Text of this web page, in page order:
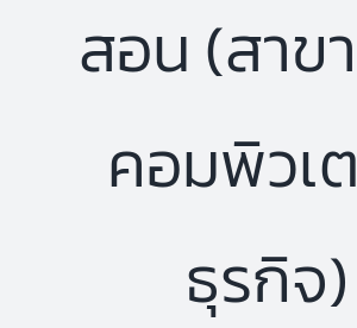
สอน (สาข
คอมพิวเ
ธุรกิจ)